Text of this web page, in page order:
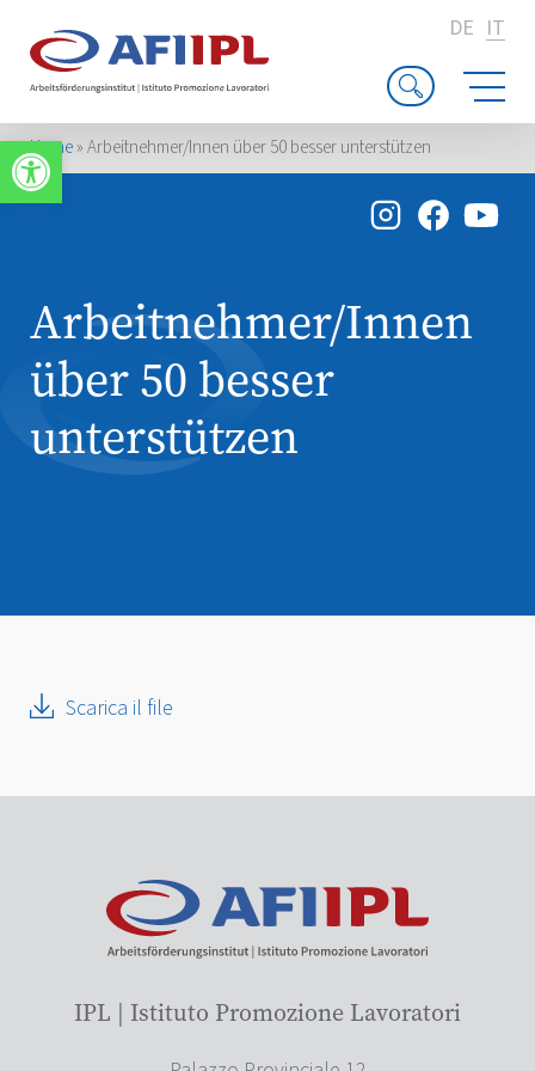
Apri la barra degli strumenti
DE IT
Home»Arbeitnehmer/Innen über 50 besser unterstützen
Arbeitnehmer/Innen
über 50 besser
unterstützen
Scarica il file
IPL | Istituto Promozione Lavoratori